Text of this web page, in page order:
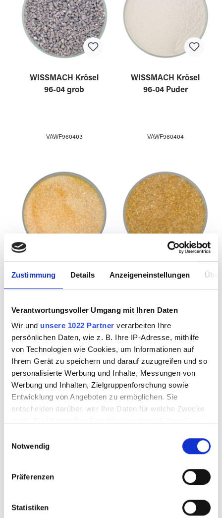
Zustimmung Details Anzeigeneinstellungen
Verantwortungsvoller Umgang mit Ihren Daten
Wir und unsere 1022 Partner verarbeiten Ihre
persönlichen Daten, wie z. B. Ihre IP-Adresse, mithilfe
von Technologien wie Cookies, um Informationen auf
Ihrem Gerät zu speichern und darauf zuzugreifen und so
personalisierte Werbung und Inhalte, Messungen von
Werbung und Inhalten, Zielgruppenforschung sowie
Entwicklung von Angeboten zu ermöglichen. Sie
entscheiden darüber, wer Ihre Daten für welche Zwecke
Trigger Symbol ändern oder widerrufen
Informationen über Ihre geografische Lage
können
Notwendig
Präferenzen
Statistiken
WISSMACH Krösel
96-04 grob
VAWF960403
WISSMACH Krösel
96-04 Puder
VAWF960404
WISSMACH Krösel
96-11 fein
VAWF961101
WISSMACH Krösel
96-11 mittel
VAWF961102
WISSMACH Krösel
WISSMACH Krösel